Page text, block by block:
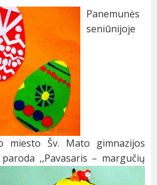
Panemunės
seniūnijoje
miesto Šv. Mato gimnazijos
paroda ,,Pavasaris – margučių